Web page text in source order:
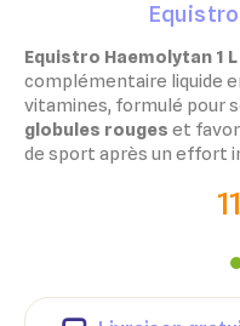
Equistro Haemolytan 1 L
complémentaire liquide
vitamines, formulé pour
globules rouges et
de sport après un effort